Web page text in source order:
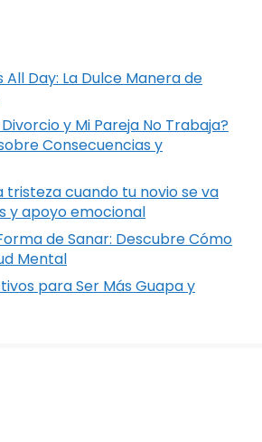
All Day: La Dulce Manera de
y Mi Pareja No Trabaja?
Consecuencias y
tristeza cuando tu novio se va
y apoyo emocional
de Sanar: Descubre Cómo
Mental
para Ser Más Guapa y